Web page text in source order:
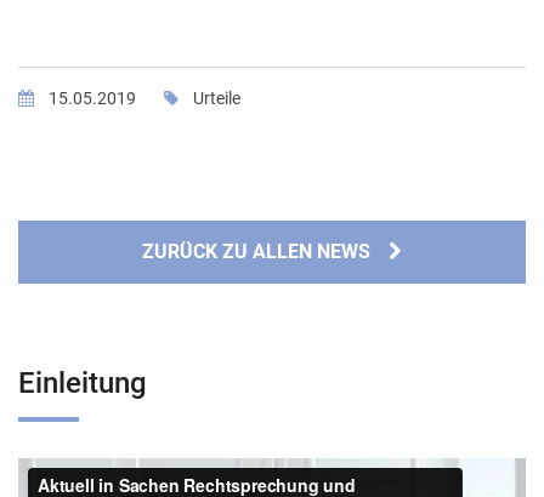
15.05.2019 Urteile
ZURÜCK ZU ALLEN NEWS
Einleitung